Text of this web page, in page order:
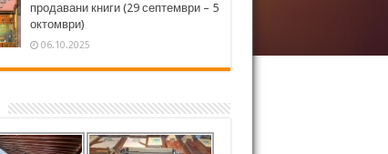
продавани книги (29 септември – 5
октомври)
06.10.2025